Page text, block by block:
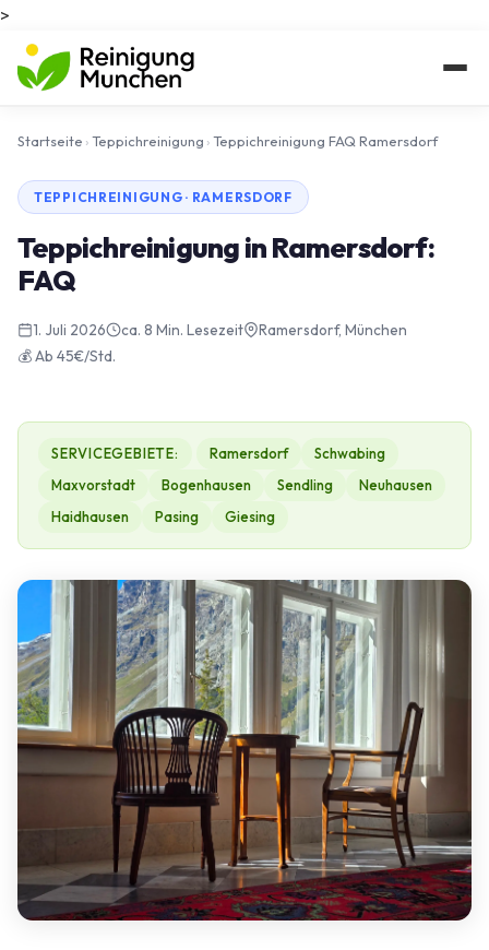
>
Startseite ›Teppichreinigung ›Teppichreinigung FAQ Ramersdorf
TEPPICHREINIGUNG · RAMERSDORF
Teppichreinigung in Ramersdorf:
FAQ
1. Juli 2026 ca. 8 Min. Lesezeit
Ramersdorf, München
💰 Ab 45€/Std.
SERVICEGEBIETE: Ramersdorf
Schwabing
Maxvorstadt
Bogenhausen Sendling
Neuhausen
Haidhausen
Pasing Giesing